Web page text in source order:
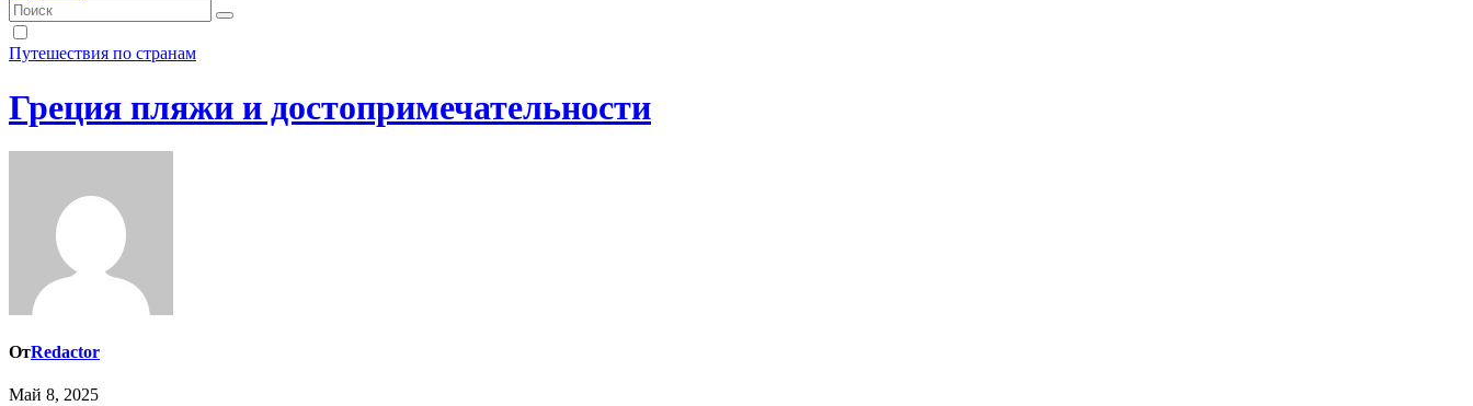
Путешествия по странам
Греция пляжи и достопримечательности
ОтRedactor
Май 8, 2025